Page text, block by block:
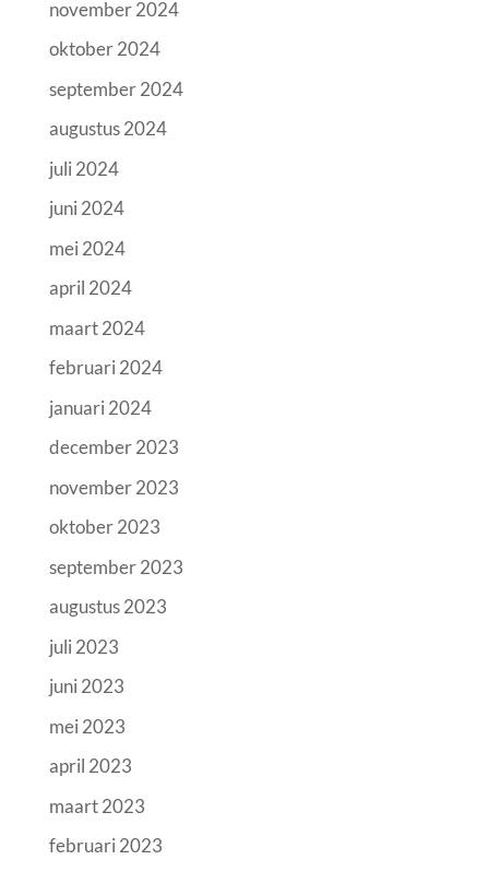
november 2024
oktober 2024
september 2024
augustus 2024
juli 2024
juni 2024
mei 2024
april 2024
maart 2024
februari 2024
januari 2024
december 2023
november 2023
oktober 2023
september 2023
augustus 2023
juli 2023
juni 2023
mei 2023
april 2023
maart 2023
februari 2023